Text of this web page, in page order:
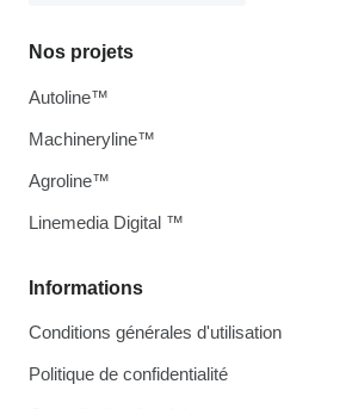
Informations
Conditions générales d'utilisation
Politique de confidentialité
Nos projets
Autoline™
Machineryline™
Agroline™
Linemedia Digital ™